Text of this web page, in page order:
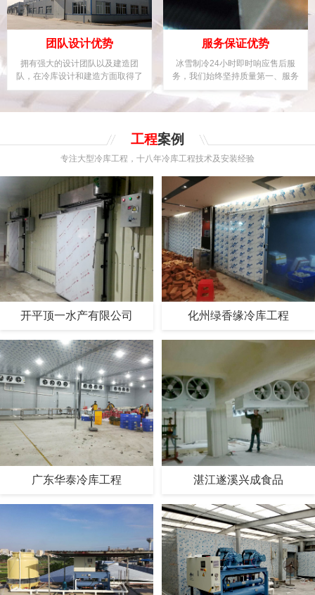
团队设计优势
拥有强大的设计团队以及建造团
队，在冷库设计和建造方面取得了
优异成绩及领先地位。
服务保证优势
冰雪制冷24小时即时响应售后服
务，我们始终坚持质量第一、服务
用户至上的理念。
工程案例
专注大型冷库工程，十八年冷库工程技术及安装经验
开平顶一水产有限公司 化州绿香缘冷库工程
广东华泰冷库工程 湛江遂溪兴成食品